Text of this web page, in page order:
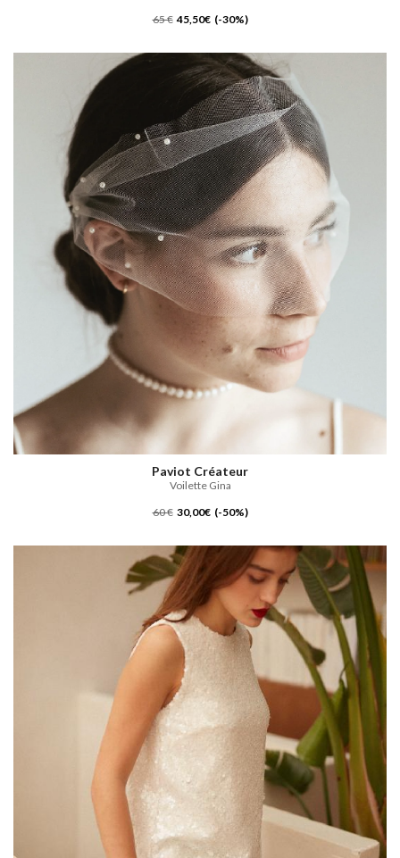
65 € 45,50€ (-30%)
Paviot Créateur
Voilette Gina
60 € 30,00€ (-50%)